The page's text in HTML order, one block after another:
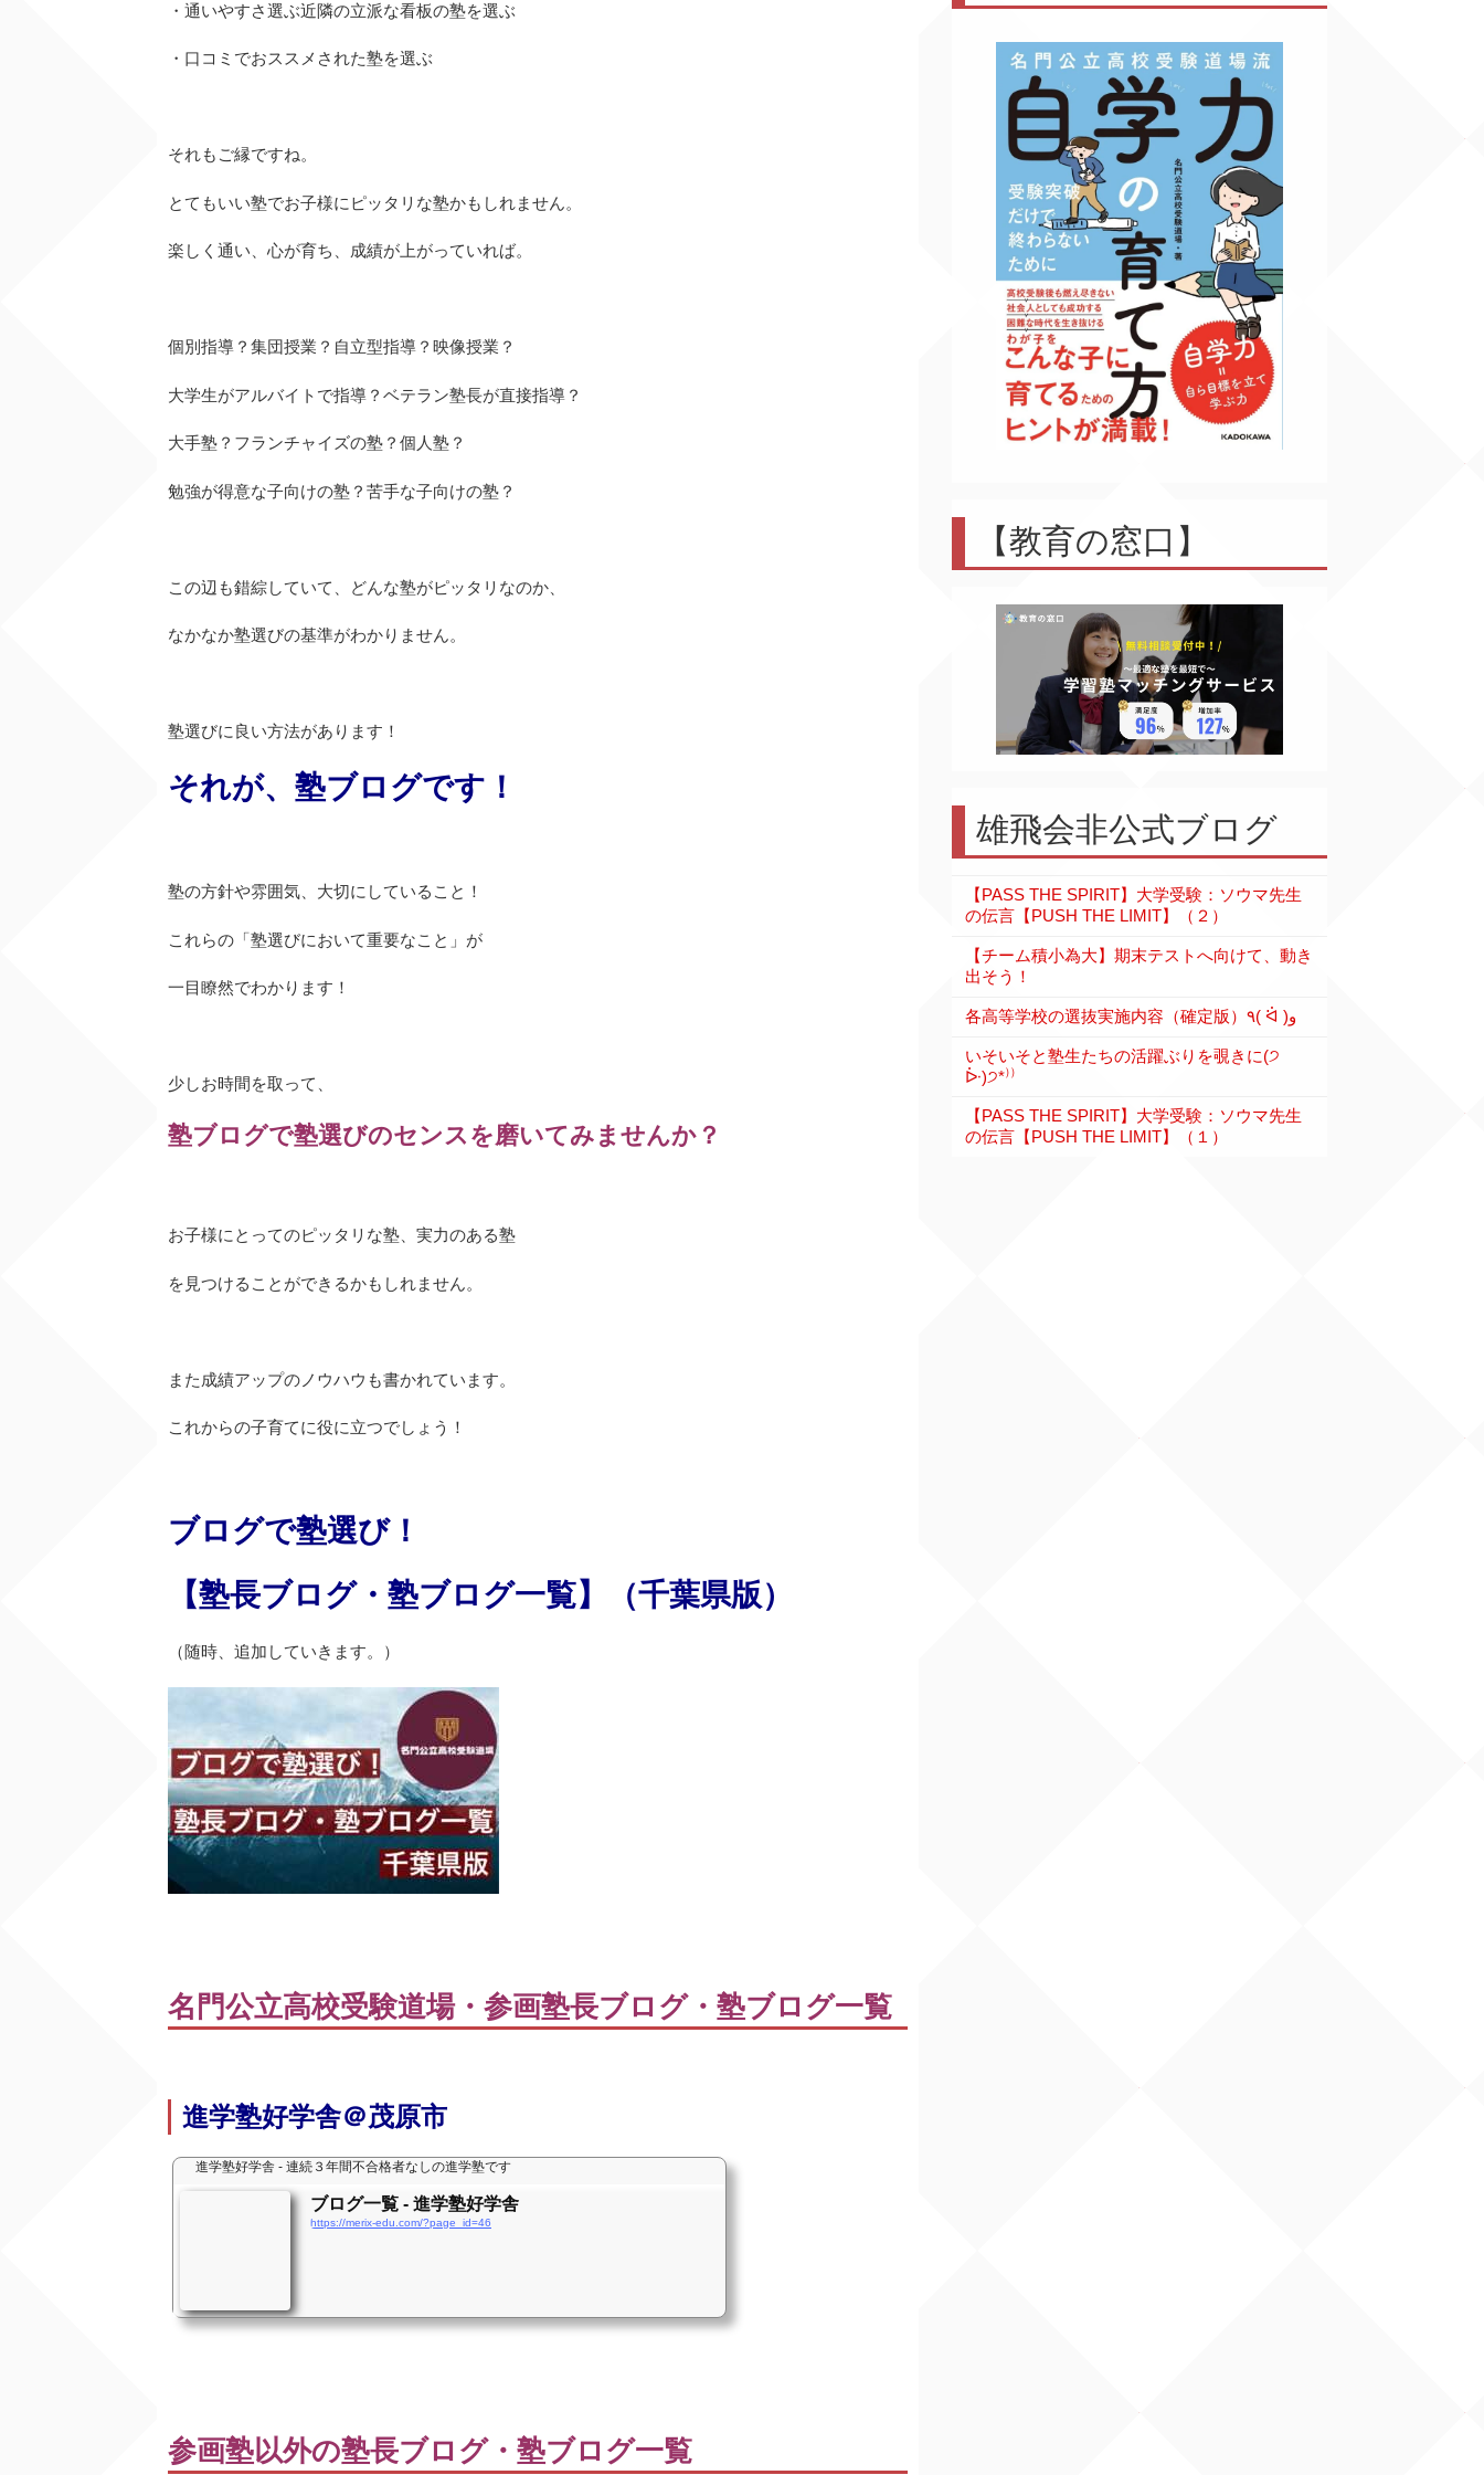
・通いやすさ選ぶ近隣の立派な看板の塾を選ぶ
・口コミでおススメされた塾を選ぶ
それもご縁ですね。
とてもいい塾でお子様にピッタリな塾かもしれません。
楽しく通い、心が育ち、成績が上がっていれば。
個別指導？集団授業？自立型指導？映像授業？
大学生がアルバイトで指導？ベテラン塾長が直接指導？
大手塾？フランチャイズの塾？個人塾？
勉強が得意な子向けの塾？苦手な子向けの塾？
この辺も錯綜していて、どんな塾がピッタリなのか、
なかなか塾選びの基準がわかりません。
塾選びに良い方法があります！
それが、塾ブログです！
塾の方針や雰囲気、大切にしていること！
これらの「塾選びにおいて重要なこと」が
一目瞭然でわかります！
少しお時間を取って、
塾ブログで塾選びのセンスを磨いてみませんか？
お子様にとってのピッタリな塾、実力のある塾
を見つけることができるかもしれません。
また成績アップのノウハウも書かれています。
これからの子育てに役に立つでしょう！
ブログで塾選び！
【塾長ブログ・塾ブログ一覧】（千葉県版）
（随時、追加していきます。）
名門公立高校受験道場・参画塾長ブログ・塾ブログ一覧
進学塾好学舎＠茂原市
進学塾好学舎 - 連続３年間不合格者なしの進学塾です
ブログ一覧 - 進学塾好学舎
https://merix-edu.com/?page_id=46
参画塾以外の塾長ブログ・塾ブログ一覧
【教育の窓口】
雄飛会非公式ブログ
【PASS THE SPIRIT】大学受験：ソウマ先生
の伝言【PUSH THE LIMIT】（２）
【チーム積小為大】期末テストへ向けて、動き
出そう！
各高等学校の選抜実施内容（確定版）٩( ᐛ )و
いそいそと塾生たちの活躍ぶりを覗きに(੭
ᐕ)੭*⁾⁾
【PASS THE SPIRIT】大学受験：ソウマ先生
の伝言【PUSH THE LIMIT】（１）